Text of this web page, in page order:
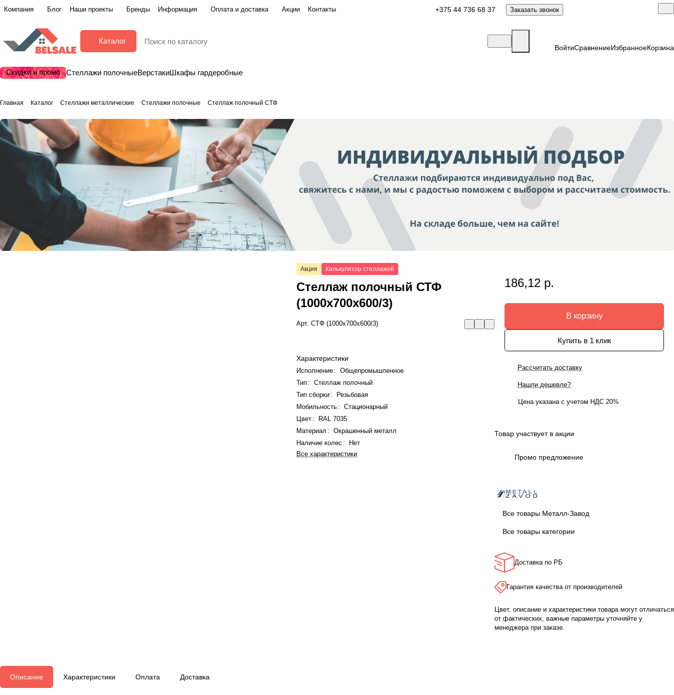
Компания Блог Наши проекты Бренды Информация Оплата и доставка Акции Контакты +375 44 736 68 37 Заказать звонок
Каталог
ВойтиСравнениеИзбранноеКорзина
Скидки и промо Стеллажи полочныеВерстакиШкафы гардеробные
Главная Каталог Стеллажи металлические Стеллажи полочные Стеллаж полочный СТФ
Акция Калькулятор стеллажей
Стеллаж полочный СТФ
(1000x700x600/3)
Арт.СТФ (1000x700x600/3)
Характеристики
Исполнение :
Общепромышленное
Тип :
Стеллаж полочный
Тип сборки:
Резьбовая
Мобильность :
Стационарный
Цвет :
RAL 7035
Материал :
Окрашенный металл
Наличие колес :
Нет
Все характеристики
186,12 р.
В корзину
Купить в 1 клик
Рассчитать доставку
Нашли дешевле?
Цена указана с учетом НДС 20%
Товар участвует в акции
Промо предложение
Все товары Металл-Завод
Все товары категории
Доставка по РБ
Гарантия качества от производителей
Цвет, описание и характеристики товара могут отличаться
от фактических, важные параметры уточняйте у
менеджера при заказе.
Описание Характеристики Оплата Доставка